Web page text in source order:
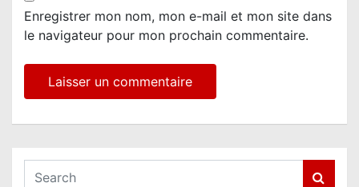
Enregistrer mon nom, mon e-mail et mon site dans
le navigateur pour mon prochain commentaire.